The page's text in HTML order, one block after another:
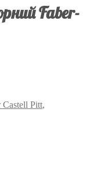
Faber-
Pitt,